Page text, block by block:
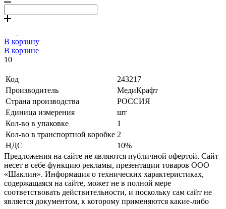
В корзину
В корзине
10
Код
243217
Производитель
МедиКрафт
Страна производства
РОССИЯ
Единица измерения
шт
Кол-во в упаковке
1
Кол-во в транспортной коробке 2
НДС
10%
Предложения на сайте не являются публичной офертой. Сайт
несет в себе функцию рекламы, презентации товаров ООО
«Шаклин». Информация о технических характеристиках,
содержащаяся на сайте, может не в полной мере
соответствовать действительности, и поскольку сам сайт не
является документом, к которому применяются какие-либо